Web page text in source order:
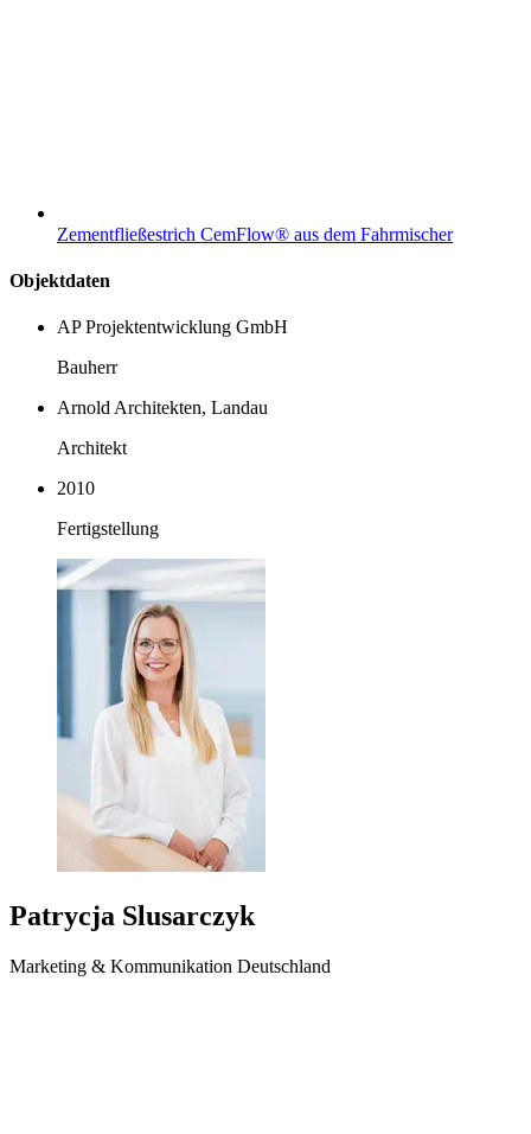
Zementfließestrich CemFlow® aus dem Fahrmischer
Objektdaten
AP Projektentwicklung GmbH
Bauherr
Arnold Architekten, Landau
Architekt
2010
Fertigstellung
Patrycja Slusarczyk
Marketing & Kommunikation Deutschland